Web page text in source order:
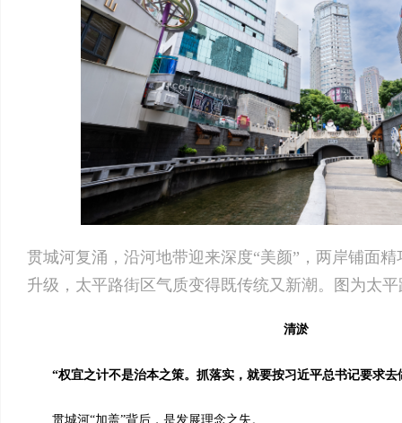
贯城河复涌，沿河地带迎来深度“美颜”，两岸铺面
升级，太平路街区气质变得既传统又新潮。图为太
清淤
“权宜之计不是治本之策。抓落实，就要按习近平总书记要求去
贯城河“加盖”背后，是发展理念之失。